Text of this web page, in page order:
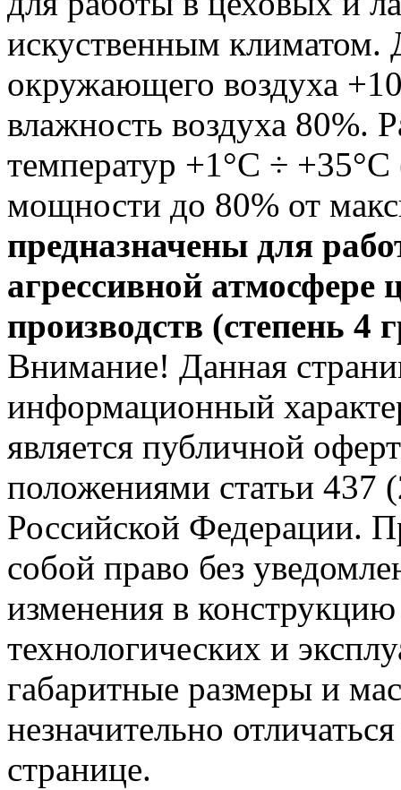
искуственным климатом.
окружающего воздуха
влажность воздуха 80%.
температур +1°С ÷
мощности до 80% от
предназначены для
агрессивной атмосфере
производств (степень
Внимание! Данная
информационный
является публичной
положениями статьи 437
Российской Федерации.
собой право без
изменения в
технологических и
габаритные размеры и
незначительно
странице.